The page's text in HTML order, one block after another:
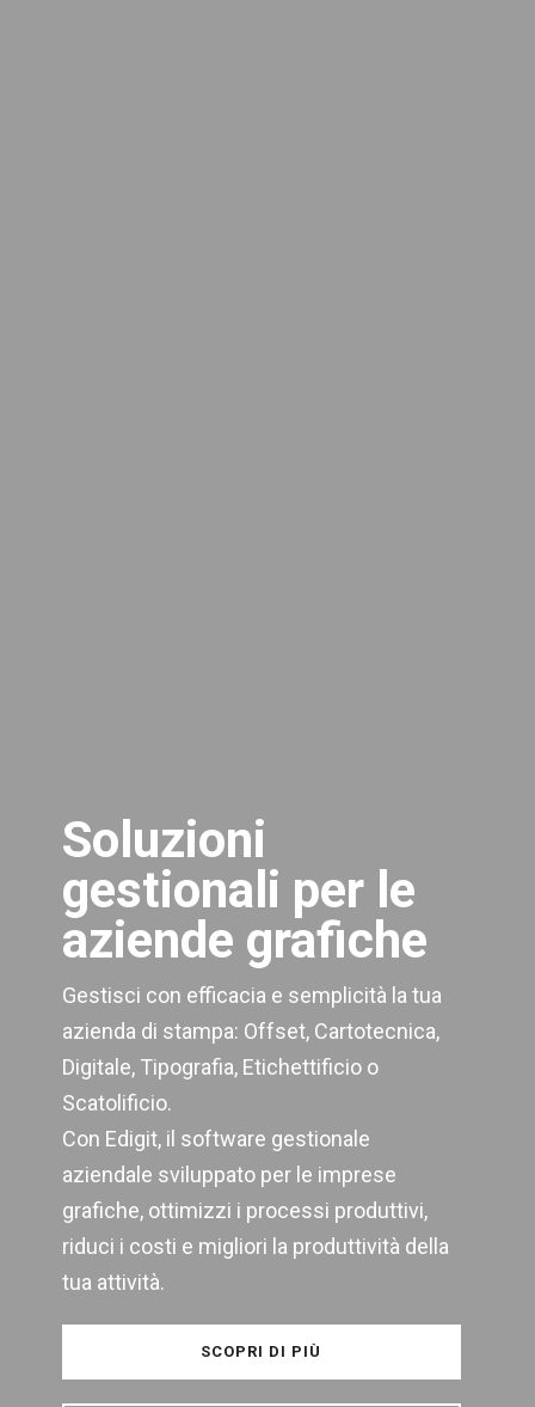
Soluzioni
gestionali per le
aziende grafiche
Gestisci con efficacia e semplicità la tua
azienda di stampa: Offset, Cartotecnica,
Digitale, Tipografia, Etichettificio o
Scatolificio.
Con Edigit, il software gestionale
aziendale sviluppato per le imprese
grafiche, ottimizzi i processi produttivi,
riduci i costi e migliori la produttività della
tua attività.
SCOPRI DI PIÙ